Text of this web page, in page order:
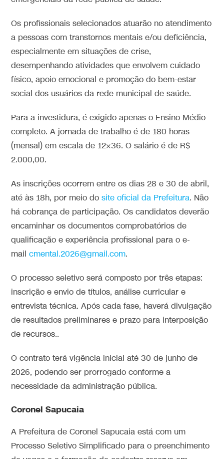
Os profissionais selecionados atuarão no atendimento
a pessoas com transtornos mentais e/ou deficiência,
especialmente em situações de crise,
desempenhando atividades que envolvem cuidado
físico, apoio emocional e promoção do bem-estar
social dos usuários da rede municipal de saúde.
Para a investidura, é exigido apenas o Ensino Médio
completo. A jornada de trabalho é de 180 horas
(mensal) em escala de 12×36. O salário é de R$
2.000,00.
As inscrições ocorrem entre os dias 28 e 30 de abril,
até às 18h, por meio dosite oficial da Prefeitura. Não
há cobrança de participação. Os candidatos deverão
encaminhar os documentos comprobatórios de
qualificação e experiência profissional para o e-
mailcmental.2026@gmail.com.
O processo seletivo será composto por três etapas:
inscrição e envio de títulos, análise curricular e
entrevista técnica. Após cada fase, haverá divulgação
de resultados preliminares e prazo para interposição
de recursos..
O contrato terá vigência inicial até 30 de junho de
2026, podendo ser prorrogado conforme a
necessidade da administração pública.
Coronel Sapucaia
A Prefeitura de Coronel Sapucaia está com um
Processo Seletivo Simplificado para o preenchimento